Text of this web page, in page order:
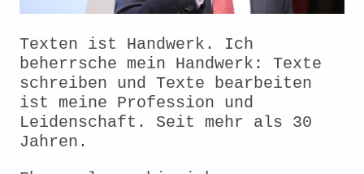
Texten ist Handwerk. Ich
beherrsche mein Handwerk: Texte
schreiben und Texte bearbeiten
ist meine Profession und
Leidenschaft. Seit mehr als 30
Jahren.